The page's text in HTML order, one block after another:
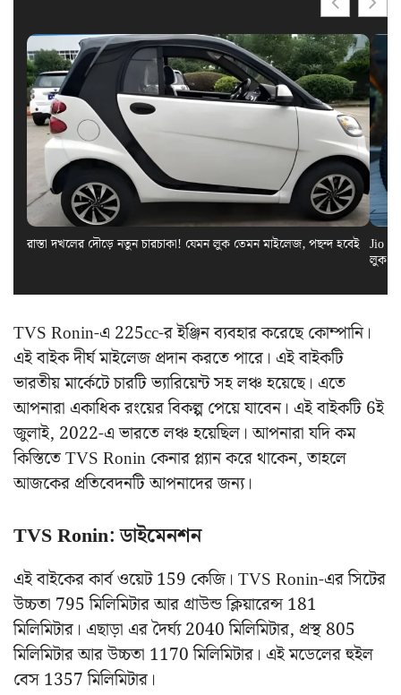
রাস্তা দখলের দৌড়ে নতুন চারচাকা! যেমন লুক তেমন মাইলেজ, পছন্দ হবেই Jio
লুক
TVS Ronin-এ 225cc-র ইঞ্জিন ব্যবহার করেছে কোম্পানি।
এই বাইক দীর্ঘ মাইলেজ প্রদান করতে পারে। এই বাইকটি
ভারতীয় মার্কেটে চারটি ভ্যারিয়েন্ট সহ লঞ্চ হয়েছে। এতে
আপনারা একাধিক রংয়ের বিকল্প পেয়ে যাবেন। এই বাইকটি 6ই
জুলাই, 2022-এ ভারতে লঞ্চ হয়েছিল। আপনারা যদি কম
কিস্তিতে TVS Ronin কেনার প্ল্যান করে থাকেন, তাহলে
আজকের প্রতিবেদনটি আপনাদের জন্য।
TVS Ronin: ডাইমেনশন
এই বাইকের কার্ব ওয়েট 159 কেজি। TVS Ronin-এর সিটের
উচ্চতা 795 মিলিমিটার আর গ্রাউন্ড ক্লিয়ারেন্স 181
মিলিমিটার। এছাড়া এর দৈর্ঘ্য 2040 মিলিমিটার, প্রস্থ 805
মিলিমিটার আর উচ্চতা 1170 মিলিমিটার। এই মডেলের হুইল
বেস 1357 মিলিমিটার।